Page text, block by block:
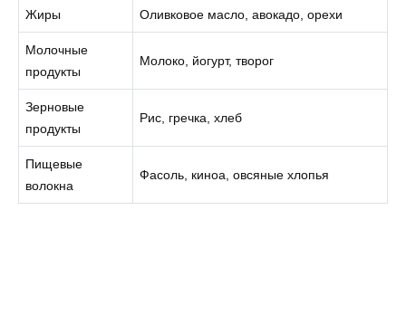
Жиры Оливковое масло, авокадо, орехи
Молочные
продукты
Молоко, йогурт, творог
Зерновые
продукты
Рис, гречка, хлеб
Пищевые
волокна
Фасоль, киноа, овсяные хлопья